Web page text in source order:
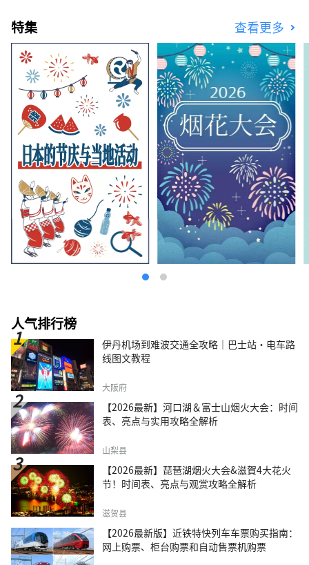
特集 查看更多
人气排行榜
伊丹机场到难波交通全攻略｜巴士站・电车路
线图文教程
大阪府
【2026最新】河口湖＆富士山烟火大会：时间
表、亮点与实用攻略全解析
山梨县
【2026最新】琵琶湖烟火大会&滋賀4大花火
节！时间表、亮点与观赏攻略全解析
滋贺县
【2026最新版】近铁特快列车车票购买指南：
网上购票、柜台购票和自动售票机购票